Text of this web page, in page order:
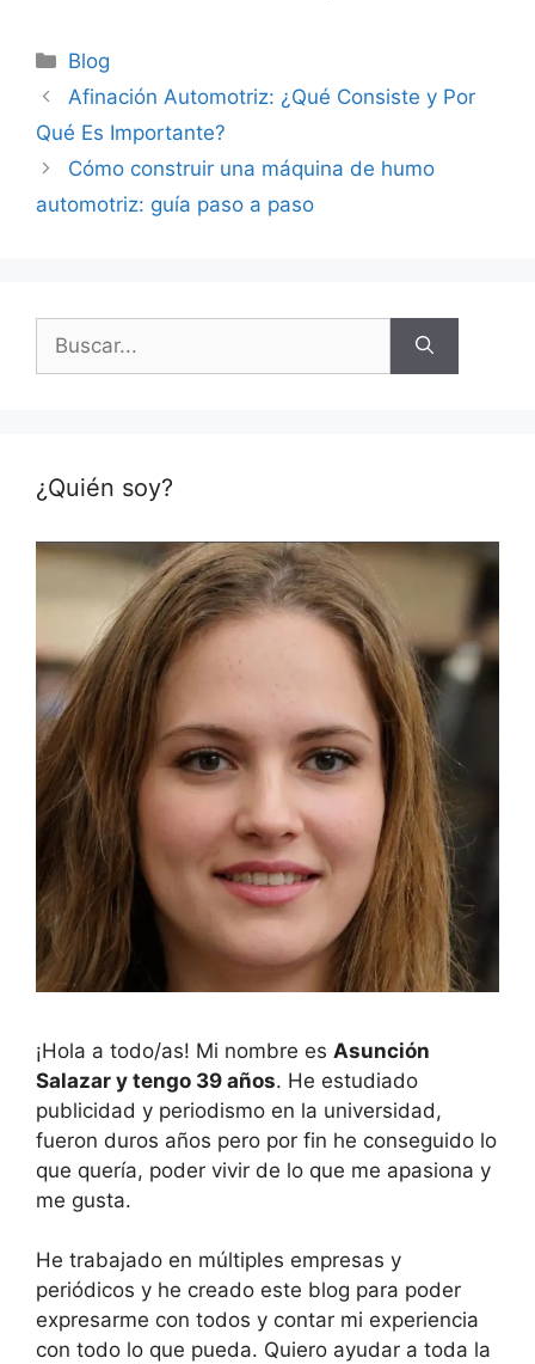
Categorías
Blog
Afinación Automotriz: ¿Qué Consiste y Por
Qué Es Importante?
Cómo construir una máquina de humo
automotriz: guía paso a paso
¿Quién soy?
¡Hola a todo/as! Mi nombre es Asunción
Salazar y tengo 39 años. He estudiado
publicidad y periodismo en la universidad,
fueron duros años pero por fin he conseguido lo
que quería, poder vivir de lo que me apasiona y
me gusta.
He trabajado en múltiples empresas y
periódicos y he creado este blog para poder
expresarme con todos y contar mi experiencia
con todo lo que pueda. Quiero ayudar a toda la